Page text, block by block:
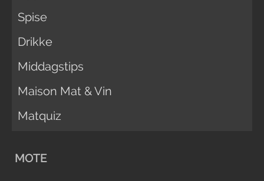
Spise
Drikke
Middagstips
Maison Mat & Vin
Matquiz
MOTE